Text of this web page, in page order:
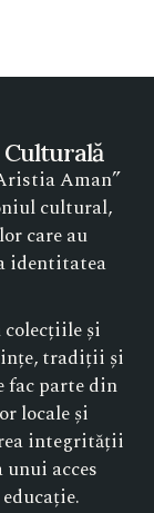
Aman”
cultural,
care au
identitatea
colecțiile și
tradiții și
fac parte din
locale și
integrității
acces